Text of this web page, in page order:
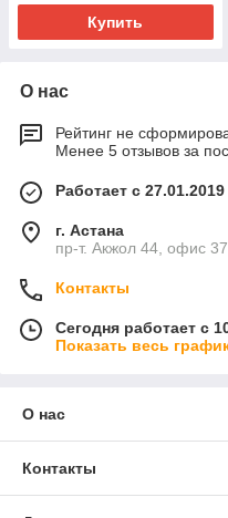
Купить
О нас
Рейтинг не
Менее 5 отзывов за
Работает с 27.01.2019
г. Астана
пр-т. Акжол 44, офис
Контакты
Сегодня работает с
Показать весь
О нас
Контакты